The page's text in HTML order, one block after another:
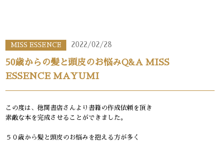
MISS ESSENCE 2022/02/28
50歳からの髪と頭皮のお悩みQ&A MISS
ESSENCE MAYUMI
この度は、徳間書店さんより書籍の作成依頼を頂き
素敵な本を完成させることができました。
５０歳から髪と頭皮のお悩みを抱える方が多く